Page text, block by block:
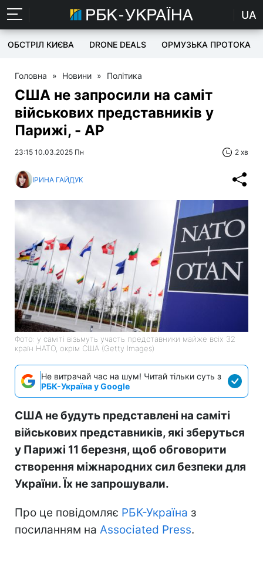
UA
ОБСТРІЛ КИЄВА DRONE DEALS ОРМУЗЬКА ПРОТОКА
Головна » Новини » Політика
США не запросили на саміт
військових представників у
Парижі, - AP
23:15 10.03.2025 Пн 2 хв
ІРИНА ГАЙДУК
Фото: у саміті візьмуть участь представники майже всіх 32
країн НАТО, окрім США (Getty Images)
Не витрачай час на шум! Читай тільки суть з
РБК-Україна у Google
США не будуть представлені на саміті
військових представників, які зберуться
у Парижі 11 березня, щоб обговорити
створення міжнародних сил безпеки для
України. Їх не запрошували.
Про це повідомляє РБК-Україна з
посиланням на Associated Press.